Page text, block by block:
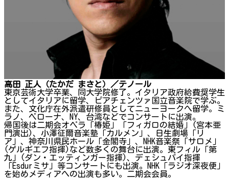
高田 正人（たかだ まさと）／テノール
東京芸術大学卒業、同大学院修了。イタリア政府給費奨学生
としてイタリアに留学、ピアチェンツァ国立音楽院で学ぶ。
また、文化庁在外派遣研修員としてニューヨークへ留学。ミ
ラノ、ベローナ、NY、台湾などでコンサートに出演。
帰国後は二期会オペラ「椿姫」「フィガロの結婚」(宮本亜
門演出)、小澤征爾音楽塾「カルメン」、日生劇場「リ
ア」、神奈川県民ホール「金閣寺」、NHK音楽祭「サロメ」
(ゲルギエフ指揮)など数多くの舞台に出演。東フィル「第
九」(ダン・エッティンガー指揮)、デェシュパイ指揮
「Esdurミサ」等コンサートにも出演。NHK「ラジオ深夜便」
を始めメディアへの出演も多い。二期会会員。